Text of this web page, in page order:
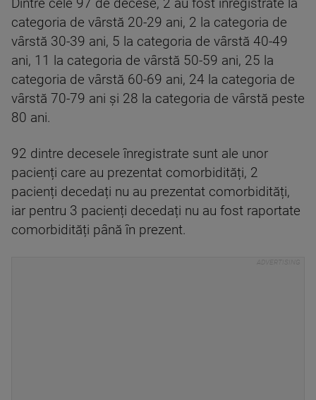
Dintre cele 97 de decese, 2 au fost înregistrate la
categoria de vârstă 20-29 ani, 2 la categoria de
vârstă 30-39 ani, 5 la categoria de vârstă 40-49
ani, 11 la categoria de vârstă 50-59 ani, 25 la
categoria de vârstă 60-69 ani, 24 la categoria de
vârstă 70-79 ani și 28 la categoria de vârstă peste
80 ani.
92 dintre decesele înregistrate sunt ale unor
pacienți care au prezentat comorbidități, 2
pacienți decedați nu au prezentat comorbidități,
iar pentru 3 pacienți decedați nu au fost raportate
comorbidități până în prezent.